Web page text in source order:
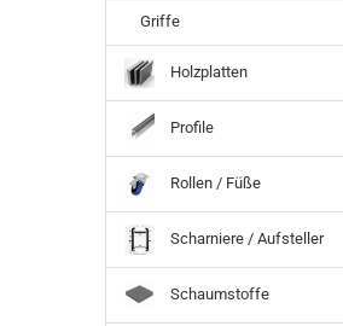
Griffe
Holzplatten
Profile
Rollen / Füße
Scharniere / Aufsteller
Schaumstoffe